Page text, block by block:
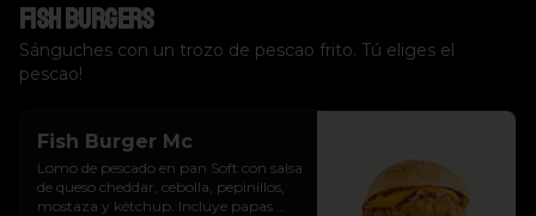
Fish Burgers
Sánguches con un trozo de pescao frito. Tú eliges el
pescao!
Fish Burger Mc
Lomo de pescado en pan Soft con salsa
de queso cheddar, cebolla, pepinillos,
mostaza y kétchup. Incluye papas